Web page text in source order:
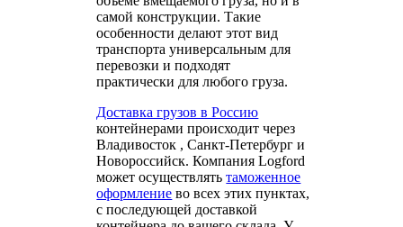
самой конструкции. Такие
особенности делают этот вид
транспорта универсальным для
перевозки и подходят
практически для любого груза.
Доставка грузов в Россию
контейнерами происходит через
Владивосток , Санкт-Петербург и
Новороссийск. Компания Logford
может осуществлятьтаможенное
оформление во всех этих пунктах,
с последующей доставкой